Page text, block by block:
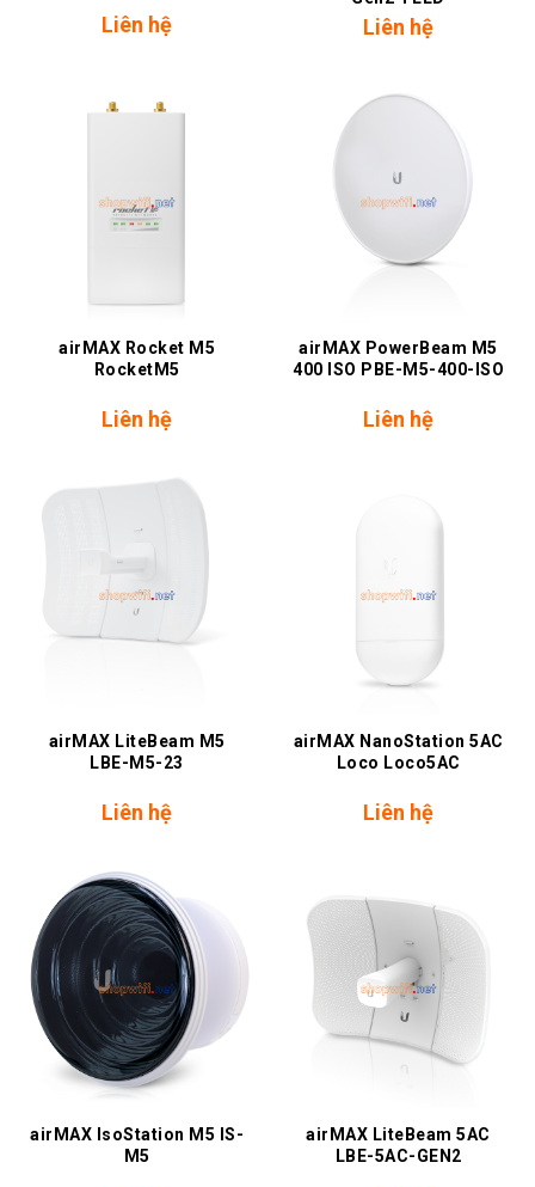
Liên hệ Liên hệ
airMAX Rocket M5
RocketM5
Liên hệ
airMAX PowerBeam M5
400 ISO PBE-M5-400-ISO
Liên hệ
airMAX LiteBeam M5
LBE-M5-23
Liên hệ
airMAX NanoStation 5AC
Loco Loco5AC
Liên hệ
airMAX IsoStation M5 IS-
M5
airMAX LiteBeam 5AC
LBE-5AC-GEN2